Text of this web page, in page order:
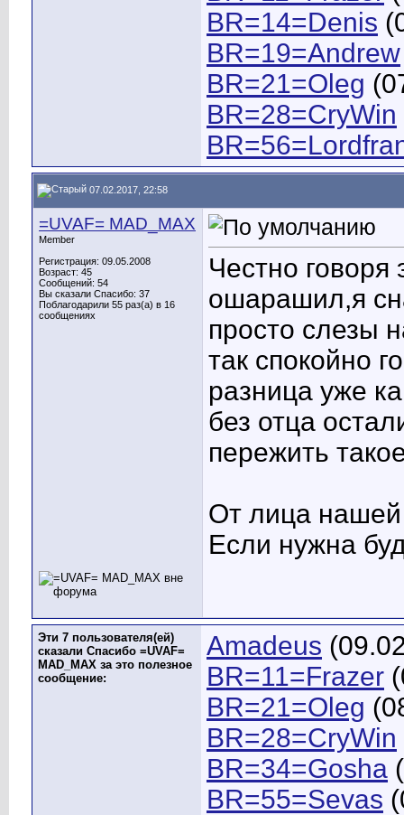
BR=14=Denis
BR=19=Andrew
BR=21=Oleg
BR=28=CryWin
07.02.2017, 22:58
=UVAF= MAD_MAX
Member
Регистрация: 09.05.2008
Возраст: 45
Сообщений: 54
Вы сказали Спасибо: 37
Поблагодарили 55 раз(а) в 16
сообщениях
Честно говоря
ошарашил,я
просто слезы
так спокойно
разница уже
без отца
пережить
От лица
Если нужна
Эти 7 пользователя(ей)
сказали Спасибо =UVAF=
MAD_MAX за это полезное
сообщение:
Amadeus
BR=11=Frazer
BR=21=Oleg
BR=28=CryWin
BR=34=Gosha
BR=55=Sevas